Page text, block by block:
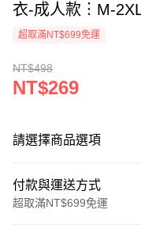
衣-成人款︙M-
超取滿NT$699免運
NT$498
NT$269
請選擇商品選項
付款與運送方式
超取滿NT$699免運